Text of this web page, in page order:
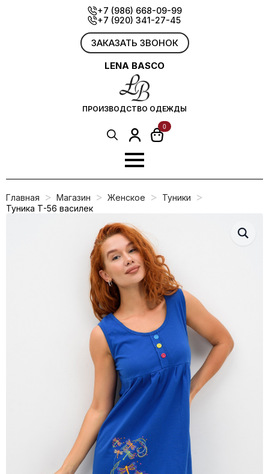
+7 (986) 668-09-99
+7 (920) 341-27-45
ЗАКАЗАТЬ ЗВОНОК
LENA BASCO
ПРОИЗВОДСТВО ОДЕЖДЫ
Search
0
Главная Магазин Женское
Туники
Туника Т-56 василек